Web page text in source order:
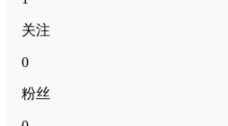
关注
0
粉丝